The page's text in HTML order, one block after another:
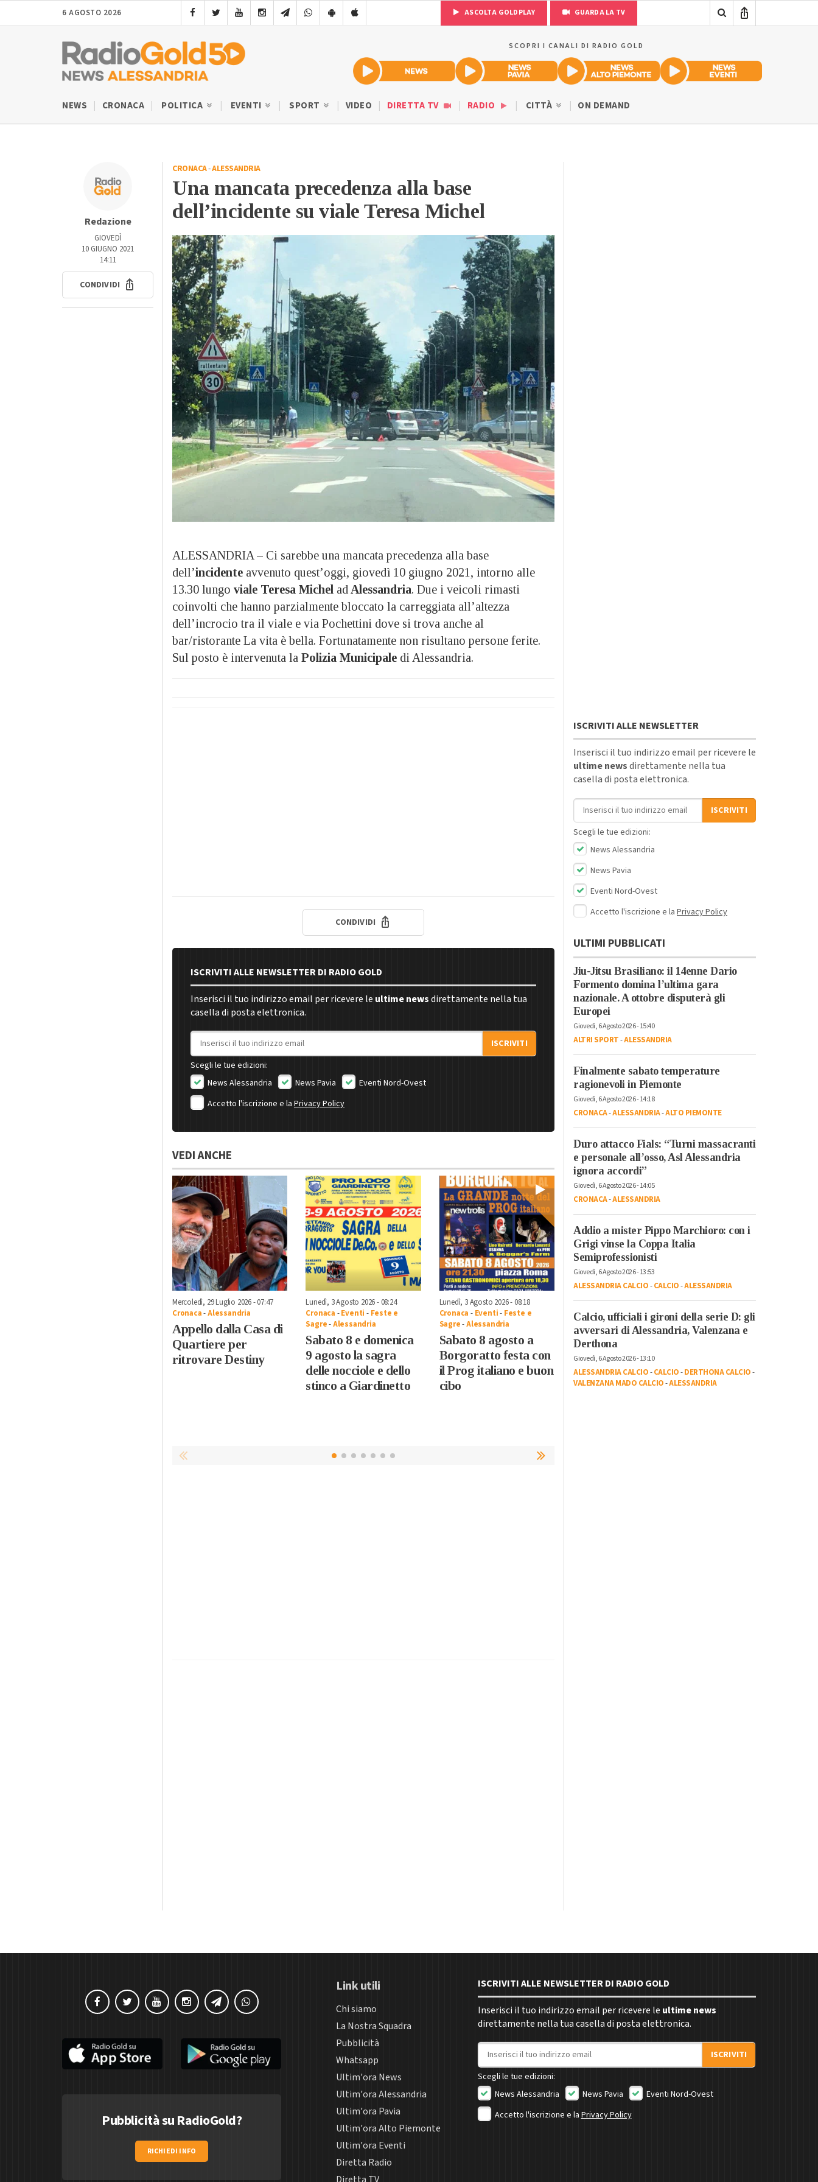
6 AGOSTO 2026 ASCOLTA GOLDPLAY GUARDA LA TV
SCOPRI I CANALI DI RADIO GOLD
NEWS CRONACA POLITICA EVENTI SPORT VIDEO DIRETTA TV RADIO CITTÀ ON DEMAND
Redazione
GIOVEDÌ
10 GIUGNO 2021
14:11
CONDIVIDI
CRONACA-ALESSANDRIA
Una mancata precedenza alla base
dell’incidente su viale Teresa Michel
ALESSANDRIA – Ci sarebbe una mancata precedenza alla base
dell’incidente avvenuto quest’oggi, giovedì 10 giugno 2021, intorno alle
13.30 lungo viale Teresa Michel ad Alessandria. Due i veicoli rimasti
coinvolti che hanno parzialmente bloccato la carreggiata all’altezza
dell’incrocio tra il viale e via Pochettini dove si trova anche al
bar/ristorante La vita è bella. Fortunatamente non risultano persone ferite.
Sul posto è intervenuta la Polizia Municipale di Alessandria.
CONDIVIDI
ISCRIVITI ALLE NEWSLETTER DI RADIO GOLD
Inserisci il tuo indirizzo email per ricevere le ultime newsdirettamente nella tua
casella di posta elettronica.
Indirizzo email
ISCRIVITI
Scegli le tue edizioni:
News Alessandria
News Pavia
Eventi Nord-Ovest
Accetto l'iscrizione e la Privacy Policy
VEDI ANCHE
Mercoledì, 29 Luglio 2026 - 07:47
Cronaca-Alessandria
Appello dalla Casa di
Quartiere per
ritrovare Destiny
Lunedì, 3 Agosto 2026 - 08:24
Cronaca -Eventi - Feste e
Sagre-Alessandria
Sabato 8 e domenica
9 agosto la sagra
delle nocciole e dello
stinco a Giardinetto
Lunedì, 3 Agosto 2026 - 08:18
Cronaca - Eventi- Feste e
Sagre-Alessandria
Sabato 8 agosto a
Borgoratto festa con
il Prog italiano e buon
cibo
Mercoledì, 5 Agosto 2026 - 08:03
Cronaca-Alessandria
Incendio a Mornese:
Andrea Morchio
ringrazia tutti coloro
che si stanno
impegnando senza
Lunedì, 3 Agosto 2026 - 07:27
Altri Sport-Cronaca
Alessandria
Volley: nel team
anche Diego
ISCRIVITI ALLE NEWSLETTER
Inserisci il tuo indirizzo email per ricevere le
ultime newsdirettamente nella tua
casella di posta elettronica.
Indirizzo email
ISCRIVITI
Scegli le tue edizioni:
News Alessandria
News Pavia
Eventi Nord-Ovest
Accetto l'iscrizione e la Privacy Policy
ULTIMI PUBBLICATI
Jiu-Jitsu Brasiliano: il 14enne Dario
Formento domina l’ultima gara
nazionale. A ottobre disputerà gli
Europei
Giovedì, 6 Agosto 2026 - 15:40
ALTRI SPORT-ALESSANDRIA
Finalmente sabato temperature
ragionevoli in Piemonte
Giovedì, 6 Agosto 2026 - 14:18
CRONACA-ALESSANDRIA-ALTO PIEMONTE
Duro attacco Fials: “Turni massacranti
e personale all’osso, Asl Alessandria
ignora accordi”
Giovedì, 6 Agosto 2026 - 14:05
CRONACA-ALESSANDRIA
Addio a mister Pippo Marchioro: con i
Grigi vinse la Coppa Italia
Semiprofessionisti
Giovedì, 6 Agosto 2026 - 13:53
ALESSANDRIA CALCIO-CALCIO-ALESSANDRIA
Calcio, ufficiali i gironi della serie D: gli
avversari di Alessandria, Valenzana e
Derthona
Giovedì, 6 Agosto 2026 - 13:10
ALESSANDRIA CALCIO-CALCIO-DERTHONA CALCIO-
VALENZANA MADO CALCIO-ALESSANDRIA
Pubblicità su RadioGold?
RICHIEDI INFO
Link utili
Chi siamo
La Nostra Squadra
Pubblicità
Whatsapp
Ultim'ora News
Ultim'ora Alessandria
Ultim'ora Pavia
Ultim'ora Alto Piemonte
Ultim'ora Eventi
Diretta Radio
ISCRIVITI ALLE NEWSLETTER DI RADIO GOLD
Inserisci il tuo indirizzo email per ricevere le ultime news
direttamente nella tua casella di posta elettronica.
Indirizzo email
ISCRIVITI
Scegli le tue edizioni:
News Alessandria
News Pavia
Eventi Nord-Ovest
Accetto l'iscrizione e laPrivacy Policy